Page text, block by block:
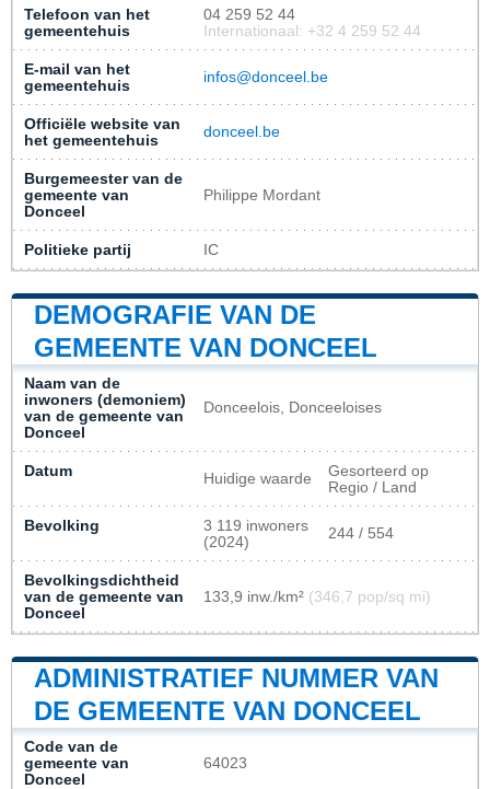
Telefoon van het
gemeentehuis
04 259 52 44
Internationaal: +32 4 259 52 44
E-mail van het
gemeentehuis
infos@donceel.be
Officiële website van
het gemeentehuis
donceel.be
Burgemeester van de
gemeente van
Donceel
Philippe Mordant
Politieke partij IC
DEMOGRAFIE VAN DE
GEMEENTE VAN DONCEEL
Naam van de
inwoners (demoniem)
van de gemeente van
Donceel
Donceelois, Donceeloises
Datum Huidige waarde
Gesorteerd op
Regio / Land
Bevolking
3 119 inwoners
(2024)
244 / 554
Bevolkingsdichtheid
van de gemeente van
Donceel
133,9 inw./km² (346,7 pop/sq mi)
ADMINISTRATIEF NUMMER VAN
DE GEMEENTE VAN DONCEEL
Code van de
gemeente van
Donceel
64023